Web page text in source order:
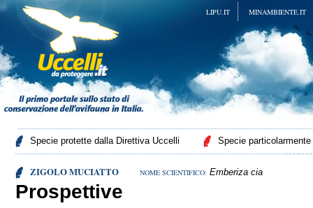
MINAMBIENTE.IT
LIPU.IT
Specie protette dalla Direttiva Uccelli Specie
ZIGOLO MUCIATTO NOME SCIENTIFICO: Emberiza cia
Prospettive